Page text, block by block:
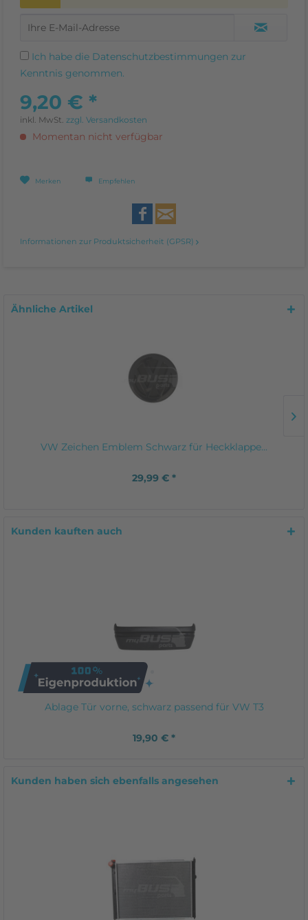
Ich habe die Datenschutzbestimmungen zur
Kenntnis genommen.
9,20 € *
inkl. MwSt. zzgl. Versandkosten
Momentan nicht verfügbar
Merken Empfehlen
Informationen zur Produktsicherheit (GPSR)
Ähnliche Artikel
VW Zeichen Emblem Schwarz für Heckklappe...
29,99 € *
Kunden kauften auch
Ablage Tür vorne, schwarz passend für VW T3
19,90 € *
Kunden haben sich ebenfalls angesehen